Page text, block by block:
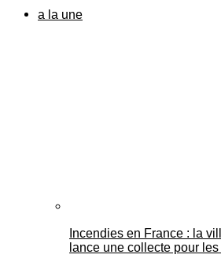
a la une
Incendies en France : la
lance une collecte pour